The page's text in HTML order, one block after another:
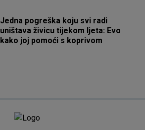
Jedna pogreška koju svi radi
uništava živicu tijekom ljeta: Evo
kako joj pomoći s koprivom